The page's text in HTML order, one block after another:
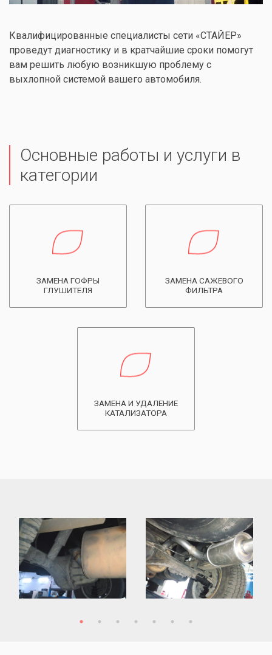
Квалифицированные специалисты сети «СТАЙЕР»
проведут диагностику и в кратчайшие сроки помогут
вам решить любую возникшую проблему с
выхлопной системой вашего автомобиля.
Основные работы и услуги в
категории
ЗАМЕНА ГОФРЫ
ГЛУШИТЕЛЯ
ЗАМЕНА САЖЕВОГО
ФИЛЬТРА
ЗАМЕНА И УДАЛЕНИЕ
КАТАЛИЗАТОРА